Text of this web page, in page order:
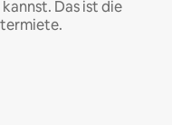
Das ist die